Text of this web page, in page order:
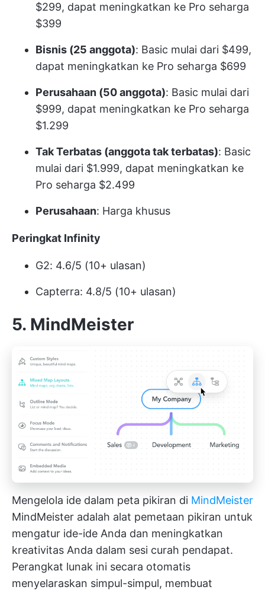
$299, dapat meningkatkan ke Pro seharga
$399
Bisnis (25 anggota): Basic mulai dari $499,
dapat meningkatkan ke Pro seharga $699
Perusahaan (50 anggota): Basic mulai dari
$999, dapat meningkatkan ke Pro seharga
$1.299
Tak Terbatas (anggota tak terbatas): Basic
mulai dari $1.999, dapat meningkatkan ke
Pro seharga $2.499
Perusahaan: Harga khusus
Peringkat Infinity
G2: 4.6/5 (10+ ulasan)
Capterra: 4.8/5 (10+ ulasan)
5. MindMeister
Mengelola ide dalam peta pikiran di MindMeister
MindMeister adalah alat pemetaan pikiran untuk
mengatur ide-ide Anda dan meningkatkan
kreativitas Anda dalam sesi curah pendapat.
Perangkat lunak ini secara otomatis
menyelaraskan simpul-simpul, membuat